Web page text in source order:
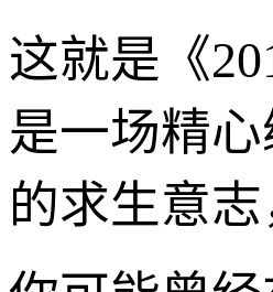
这就是《
是一场精
的求生意